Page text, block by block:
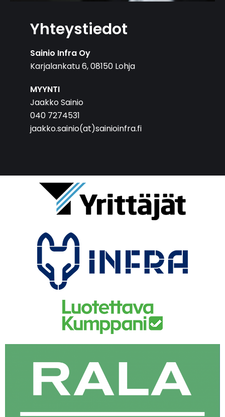
Yhteystiedot
Sainio Infra Oy
Karjalankatu 6, 08150 Lohja
MYYNTI
Jaakko Sainio
040 7274531
jaakko.sainio(at)sainioinfra.fi